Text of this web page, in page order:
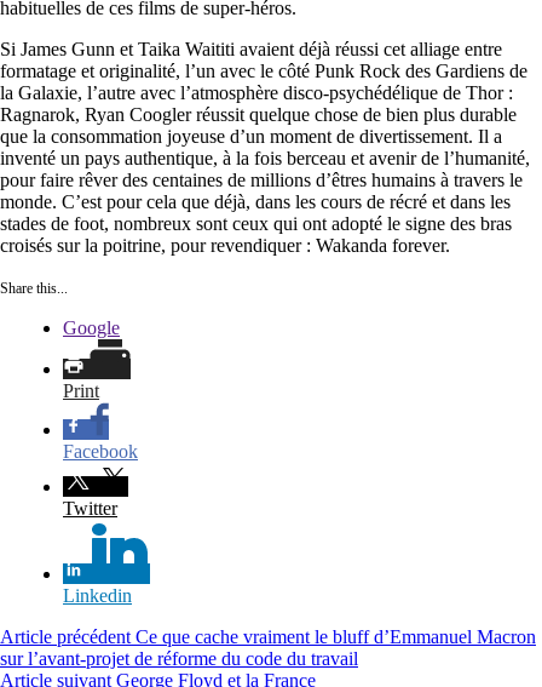
habituelles de ces films de super-héros.
Si James Gunn et Taika Waititi avaient déjà réussi cet alliage entre
formatage et originalité, l’un avec le côté Punk Rock des Gardiens de
la Galaxie, l’autre avec l’atmosphère disco-psychédélique de Thor :
Ragnarok, Ryan Coogler réussit quelque chose de bien plus durable
que la consommation joyeuse d’un moment de divertissement. Il a
inventé un pays authentique, à la fois berceau et avenir de l’humanité,
pour faire rêver des centaines de millions d’êtres humains à travers le
monde. C’est pour cela que déjà, dans les cours de récré et dans les
stades de foot, nombreux sont ceux qui ont adopté le signe des bras
croisés sur la poitrine, pour revendiquer : Wakanda forever.
Share this...
Google
Print
Facebook
Twitter
Linkedin
Lire
la
Article précédent Ce que cache vraiment le bluff d’Emmanuel Macron
sur l’avant-projet de réforme du code du travail
Article suivant George Floyd et la France